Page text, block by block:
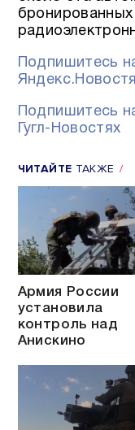
Подпишитесь
Подпишитесь
Гугл-Новостях
ЧИТАЙТЕ ТАКЖЕ
Армия России
установила
контроль над
Анискино